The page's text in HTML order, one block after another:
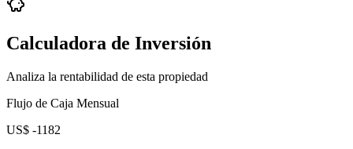
Calculadora de Inversión
Analiza la rentabilidad de esta propiedad
Flujo de Caja Mensual
US$ -1182